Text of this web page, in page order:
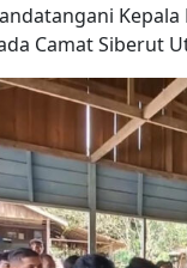
Kepala
Camat Siberut